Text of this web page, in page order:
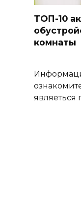
ТОП-10
комнаты
являеться